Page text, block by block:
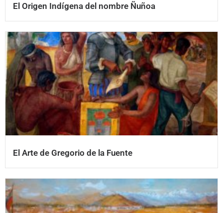
El Origen Indígena del nombre Ñuñoa
El Arte de Gregorio de la Fuente